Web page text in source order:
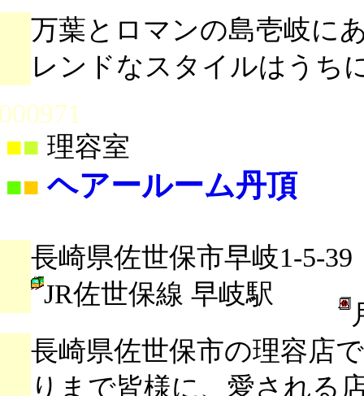
万葉とロマンの島壱岐に
レンドなスタイルはうち
■ 理容室
■■ ヘアールーム丹頂
長崎県佐世保市早岐1-5-39
JR佐世保線 早岐駅
長崎県佐世保市の理容店
りまで皆様に、愛される